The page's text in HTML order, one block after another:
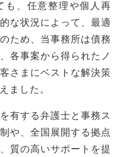
も、任意整理や個人再
な状況によって、最適
ため、当事務所は債務
各事案から得られたノ
さまにベストな解決策
ました。
有する弁護士と事務ス
や、全国展開する拠点
質の高いサポートを提